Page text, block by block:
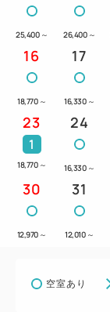
25,400 ～ 26,400 ～
16
18,770 ～
17
16,330 ～
23
1
18,770 ～
24
16,330 ～
30
12,970 ～
31
12,010 ～
空室あり